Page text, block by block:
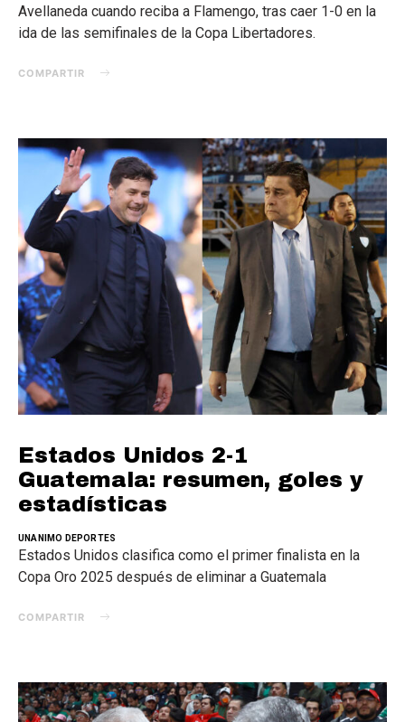
Avellaneda cuando reciba a Flamengo, tras caer 1-0 en la
ida de las semifinales de la Copa Libertadores.
COMPARTIR
Estados Unidos 2-1
Guatemala: resumen, goles y
estadísticas
UNANIMO DEPORTES
Estados Unidos clasifica como el primer finalista en la
Copa Oro 2025 después de eliminar a Guatemala
COMPARTIR